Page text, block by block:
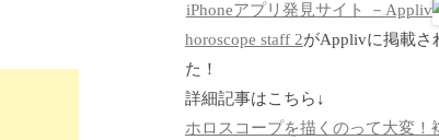
iPhoneアプリ発見サイト －Appliv
horoscope staff 2がApplivに掲載さ
た！
詳細記事はこちら↓
ホロスコープを描くのって大変！